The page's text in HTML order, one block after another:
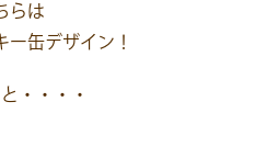
らは
ー缶デザイン！
・・・・